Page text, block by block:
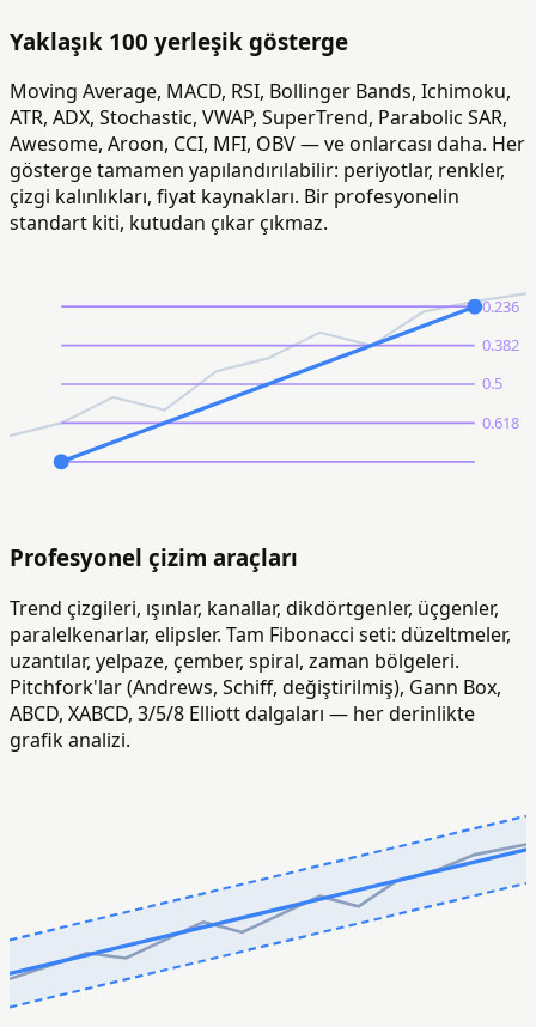
Yaklaşık 100 yerleşik gösterge
Moving Average, MACD, RSI, Bollinger Bands, Ichimoku,
ATR, ADX, Stochastic, VWAP, SuperTrend, Parabolic SAR,
Awesome, Aroon, CCI, MFI, OBV — ve onlarcası daha. Her
gösterge tamamen yapılandırılabilir: periyotlar, renkler,
çizgi kalınlıkları, fiyat kaynakları. Bir profesyonelin
standart kiti, kutudan çıkar çıkmaz.
0.236
0.382
0.5
0.618
Profesyonel çizim araçları
Trend çizgileri, ışınlar, kanallar, dikdörtgenler, üçgenler,
paralelkenarlar, elipsler. Tam Fibonacci seti: düzeltmeler,
uzantılar, yelpaze, çember, spiral, zaman bölgeleri.
Pitchfork'lar (Andrews, Schiff, değiştirilmiş), Gann Box,
ABCD, XABCD, 3/5/8 Elliott dalgaları — her derinlikte
grafik analizi.